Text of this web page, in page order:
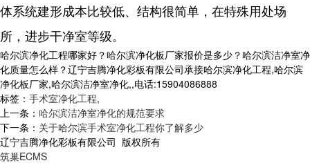
体系统建形成本比较低、结构很简单，在特殊用处场
所，进步干净室等级。
哈尔滨净化工程哪家好？哈尔滨净化板厂家报价是多少？哈尔滨洁净室净
化质量怎么样？辽宁吉腾净化彩板有限公司承接哈尔滨净化工程,哈尔滨
净化板厂家,哈尔滨洁净室净化,,电话:15904086888
标签： 手术室净化工程,
上一条： 哈尔滨洁净室净化的规范要求
下一条： 关于哈尔滨手术室净化工程你了解多少
辽宁吉腾净化彩板有限公司 版权所有
筑巢ECMS